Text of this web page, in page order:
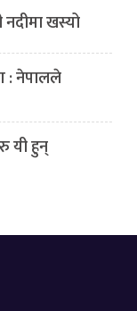
नदीमा खस्यो
: नेपालले
यी हुन्